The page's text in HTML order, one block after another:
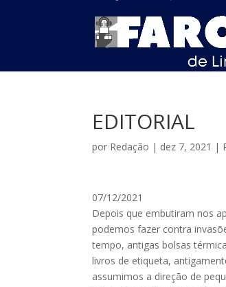
EDITORIAL
por Redação | dez 7, 2021 |
07/12/2021
Depois que embutiram nos
podemos fazer contra
tempo, antigas bolsas
livros de etiqueta,
assumimos a direção de